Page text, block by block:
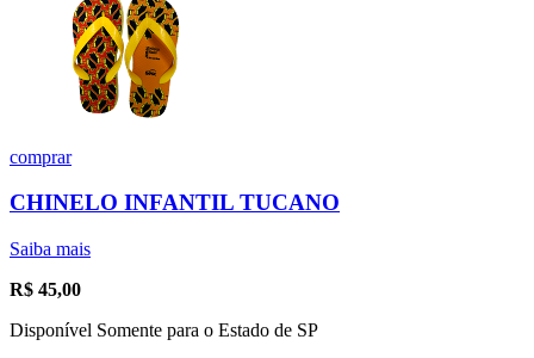
comprar
CHINELO INFANTIL TUCANO
Saiba mais
R$ 45,00
Disponível Somente para o Estado de SP